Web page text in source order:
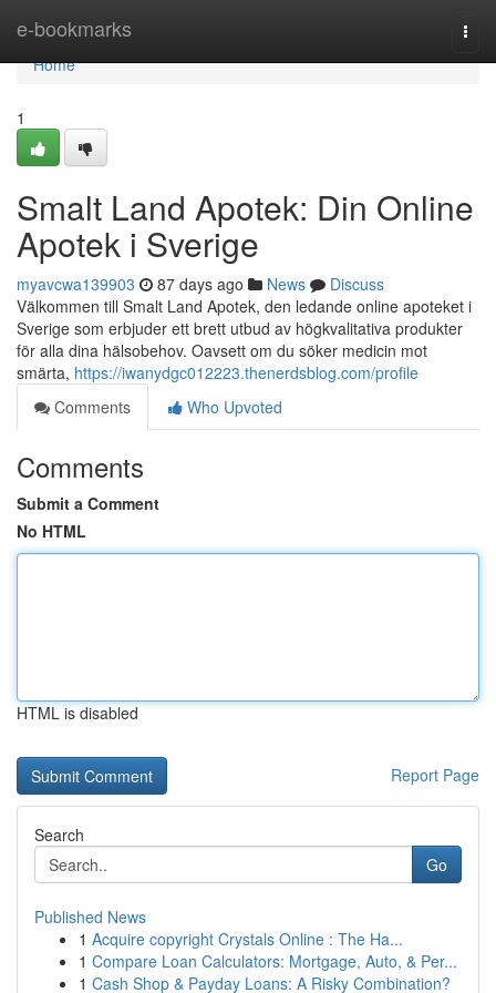
e-bookmarks
Home
Home
1
Smalt Land Apotek: Din Online
Apotek i Sverige
myavcwa139903 87 days ago News
Discuss
Välkommen till Smalt Land Apotek, den ledande online apoteket i
Sverige som erbjuder ett brett utbud av högkvalitativa produkter
för alla dina hälsobehov. Oavsett om du söker medicin mot
smärta, https://iwanydgc012223.thenerdsblog.com/profile
Comments
Who Upvoted
Comments
Submit a Comment
No HTML
HTML is disabled
Report Page
Search
Go
Published News
1 Acquire copyright Crystals Online : The Ha...
1 Compare Loan Calculators: Mortgage, Auto, & Per...
1 Cash Shop & Payday Loans: A Risky Combination?